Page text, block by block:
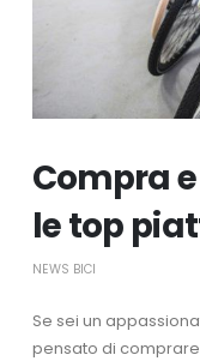
Compra
le top
NEWS BICI
Se sei un
pensato di